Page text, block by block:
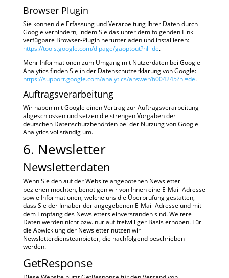
Browser Plugin
Sie können die Erfassung und Verarbeitung Ihrer Daten durch
Google verhindern, indem Sie das unter dem folgenden Link
verfügbare Browser-Plugin herunterladen und installieren:
https://tools.google.com/dlpage/gaoptout?hl=de.
Mehr Informationen zum Umgang mit Nutzerdaten bei Google
Analytics finden Sie in der Datenschutzerklärung von Google:
https://support.google.com/analytics/answer/6004245?hl=de.
Auftragsverarbeitung
Wir haben mit Google einen Vertrag zur Auftragsverarbeitung
abgeschlossen und setzen die strengen Vorgaben der
deutschen Datenschutzbehörden bei der Nutzung von Google
Analytics vollständig um.
6. Newsletter
Newsletter­daten
Wenn Sie den auf der Website angebotenen Newsletter
beziehen möchten, benötigen wir von Ihnen eine E-Mail-Adresse
sowie Informationen, welche uns die Überprüfung gestatten,
dass Sie der Inhaber der angegebenen E-Mail-Adresse und mit
dem Empfang des Newsletters einverstanden sind. Weitere
Daten werden nicht bzw. nur auf freiwilliger Basis erhoben. Für
die Abwicklung der Newsletter nutzen wir
Newsletterdiensteanbieter, die nachfolgend beschrieben
werden.
GetResponse